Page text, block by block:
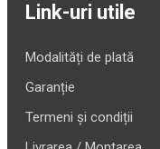
Link-uri utile
Modalități de plată
Garanție
Termeni și condiții